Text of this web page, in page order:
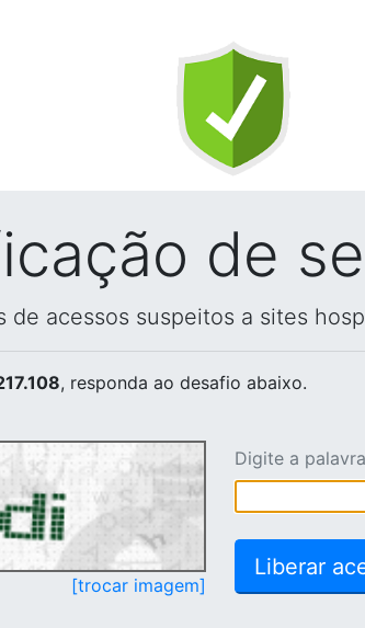
de
de acessos suspeitos a sites
, responda ao desafio abaixo.
[trocar imagem]
Digite a